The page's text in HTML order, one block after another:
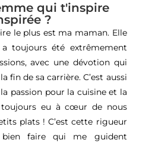
qui t'inspire
?
le plus est ma maman. Elle
toujours été extrêmement
avec une dévotion qui
fin de sa carrière. C’est aussi
passion pour la cuisine et la
toujours eu à cœur de nous
plats ! C’est cette rigueur
faire qui me guident